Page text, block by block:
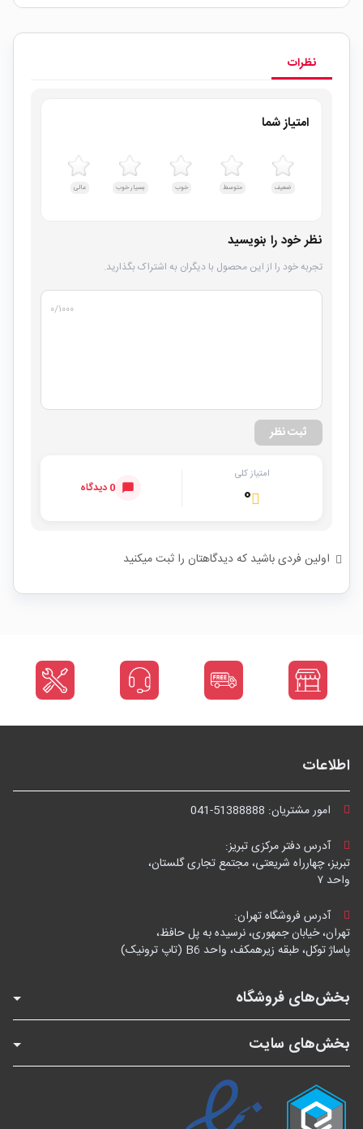
نظرات
امتیاز شما
ضعیف متوسط خوب بسیار خوب عالی
نظر خود را بنویسید
تجربه خود را از این محصول با دیگران به اشتراک بگذارید.
۰/۱۰۰۰
ثبت نظر
امتیاز کلی
۰ 0 دیدگاه
اولین فردی باشید که دیدگاهتان را ثبت میکنید
اطلاعات
امور مشتریان: 041-51388888
آدرس دفتر مرکزی تبریز:
تبریز، چهارراه شریعتی، مجتمع تجاری گلستان،
واحد ۷
آدرس فروشگاه تهران:
تهران، خیابان جمهوری، نرسیده به پل حافظ،
پاساژ توکل، طبقه زیرهمکف، واحد B6 (تاپ ترونیک)
بخش‌های فروشگاه
بخش‌های سایت